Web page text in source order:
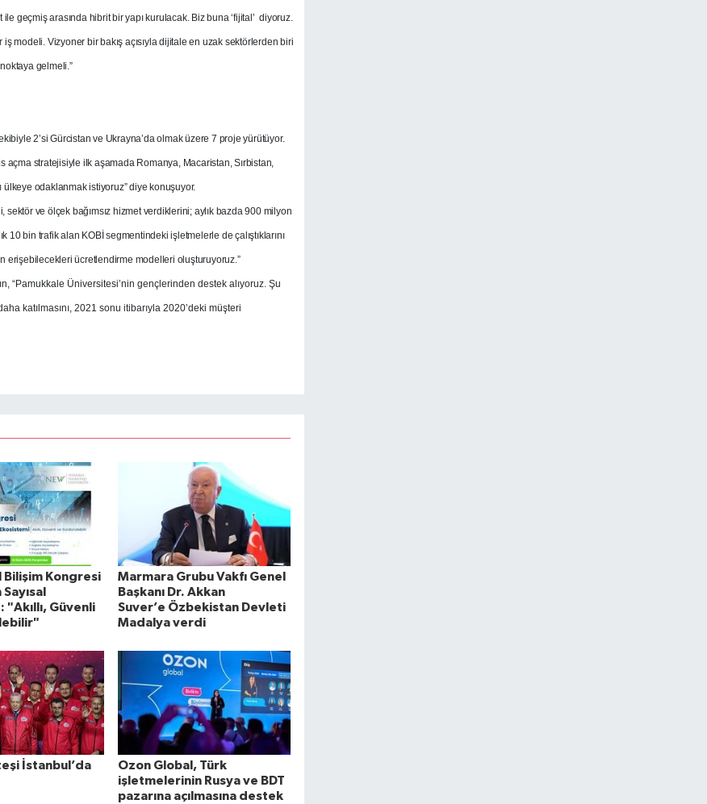
geçmiş arasında hibrit bir yapı kurulacak. Biz buna ‘fijital’ diyoruz.
modeli. Vizyoner bir bakış açısıyla dijitale en uzak sektörlerden biri
gelmeli.”
2’si Gürcistan ve Ukrayna’da olmak üzere 7 proje yürütüyor.
açma stratejisiyle ilk aşamada Romanya, Macaristan, Sırbistan,
odaklanmak istiyoruz” diye konuşuyor.
ve ölçek bağımsız hizmet verdiklerini; aylık bazda 900 milyon
10 bin trafik alan KOBİ segmentindeki işletmelerle de çalıştıklarını
erişebilecekleri ücretlendirme modelleri oluşturuyoruz.”
“Pamukkale Üniversitesi’nin gençlerinden destek alıyoruz. Şu
katılmasını, 2021 sonu itibarıyla 2020’deki müşteri
Bilişim Kongresi
"Akıllı, Güvenli
Marmara Grubu Vakfı Genel
Başkanı Dr. Akkan
Suver’e Özbekistan Devleti
Madalya verdi
İstanbul’da
Ozon Global, Türk
işletmelerinin Rusya ve BDT
pazarına açılmasına destek